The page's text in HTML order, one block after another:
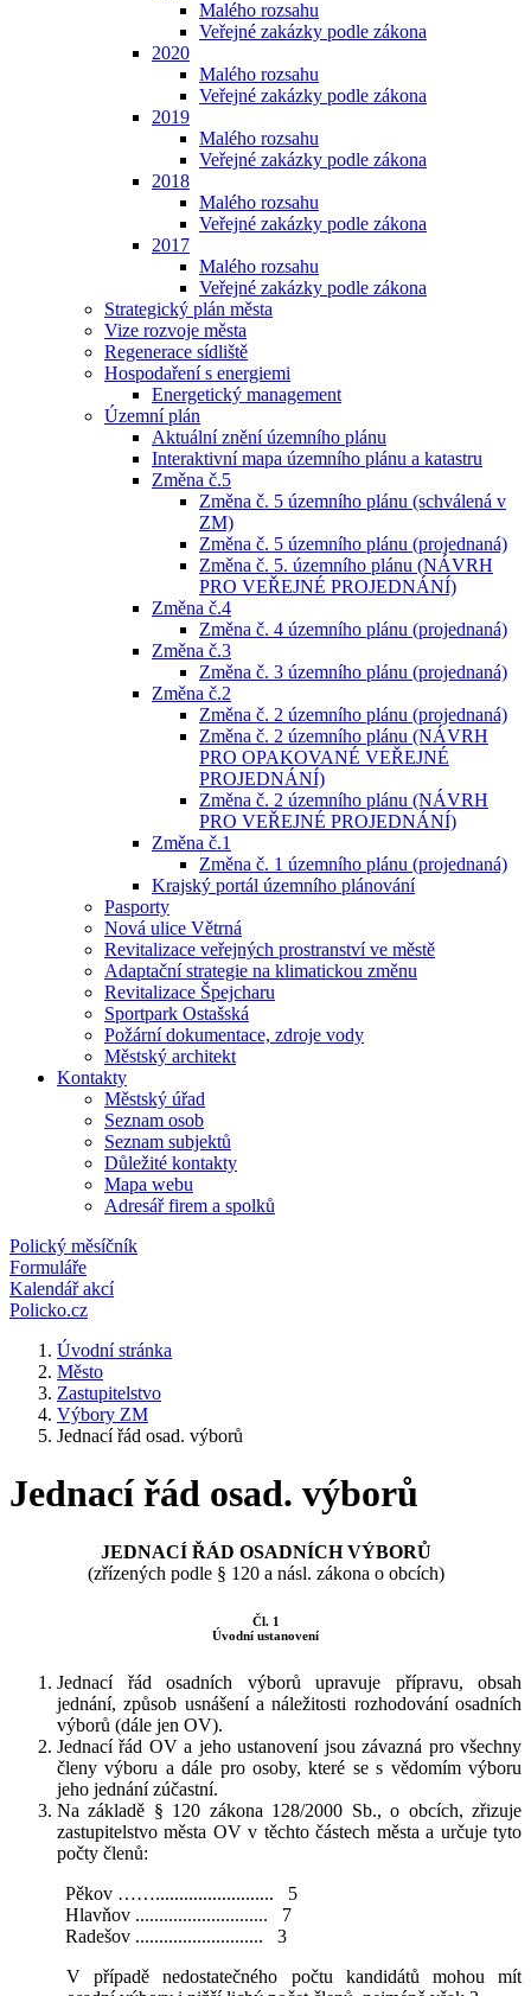
Malého rozsahu
Veřejné zakázky podle zákona
2020
Malého rozsahu
Veřejné zakázky podle zákona
2019
Malého rozsahu
Veřejné zakázky podle zákona
2018
Malého rozsahu
Veřejné zakázky podle zákona
2017
Malého rozsahu
Veřejné zakázky podle zákona
Strategický plán města
Vize rozvoje města
Regenerace sídliště
Hospodaření s energiemi
Energetický management
Územní plán
Aktuální znění územního plánu
Interaktivní mapa územního plánu a katastru
Změna č.5
Změna č. 5 územního plánu (schválená v
ZM)
Změna č. 5 územního plánu (projednaná)
Změna č. 5. územního plánu (NÁVRH
PRO VEŘEJNÉ PROJEDNÁNÍ)
Změna č.4
Změna č. 4 územního plánu (projednaná)
Změna č.3
Změna č. 3 územního plánu (projednaná)
Změna č.2
Změna č. 2 územního plánu (projednaná)
Změna č. 2 územního plánu (NÁVRH
PRO OPAKOVANÉ VEŘEJNÉ
PROJEDNÁNÍ)
Změna č. 2 územního plánu (NÁVRH
PRO VEŘEJNÉ PROJEDNÁNÍ)
Změna č.1
Změna č. 1 územního plánu (projednaná)
Krajský portál územního plánování
Pasporty
Nová ulice Větrná
Revitalizace veřejných prostranství ve městě
Adaptační strategie na klimatickou změnu
Revitalizace Špejcharu
Sportpark Ostašská
Požární dokumentace, zdroje vody
Městský architekt
Kontakty
Městský úřad
Seznam osob
Seznam subjektů
Důležité kontakty
Mapa webu
Adresář firem a spolků
Polický měsíčník
Formuláře
Kalendář akcí
Policko.cz
Úvodní stránka
Město
Zastupitelstvo
Výbory ZM
Jednací řád osad. výborů
Jednací řád osad. výborů
JEDNACÍ ŘÁD OSADNÍCH VÝBORŮ
(zřízených podle § 120 a násl. zákona o obcích)
Čl. 1
Úvodní ustanovení
Jednací řád osadních výborů upravuje přípravu, obsah
jednání, způsob usnášení a náležitosti rozhodování osadních
výborů (dále jen OV).
Jednací řád OV a jeho ustanovení jsou závazná pro všechny
členy výboru a dále pro osoby, které se s vědomím výboru
jeho jednání zúčastní.
Na základě § 120 zákona 128/2000 Sb., o obcích, zřizuje
zastupitelstvo města OV v těchto částech města a určuje tyto
počty členů:
Pěkov ……......................... 5
Hlavňov ............................ 7
Radešov ........................... 3
V případě nedostatečného počtu kandidátů mohou mít